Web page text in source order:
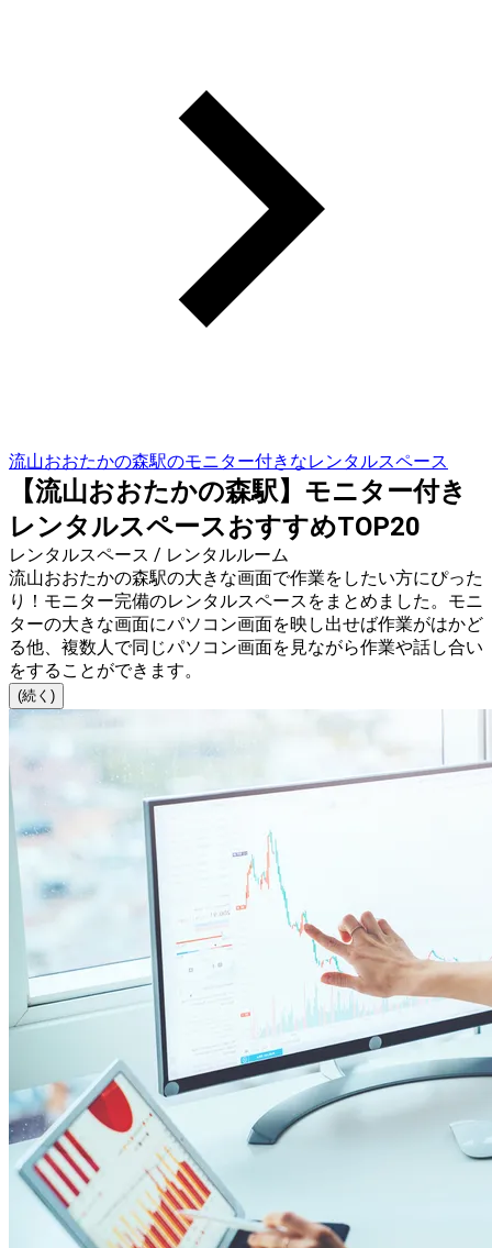
流山おおたかの森駅のモニター付きなレンタルスペース
【流山おおたかの森駅】モニター付き
レンタルスペースおすすめTOP20
レンタルスペース / レンタルルーム
流山おおたかの森駅の大きな画面で作業をしたい方にぴった
り！モニター完備のレンタルスペースをまとめました。モニ
ターの大きな画面にパソコン画面を映し出せば作業がはかど
る他、複数人で同じパソコン画面を見ながら作業や話し合い
をすることができます。
(続く)